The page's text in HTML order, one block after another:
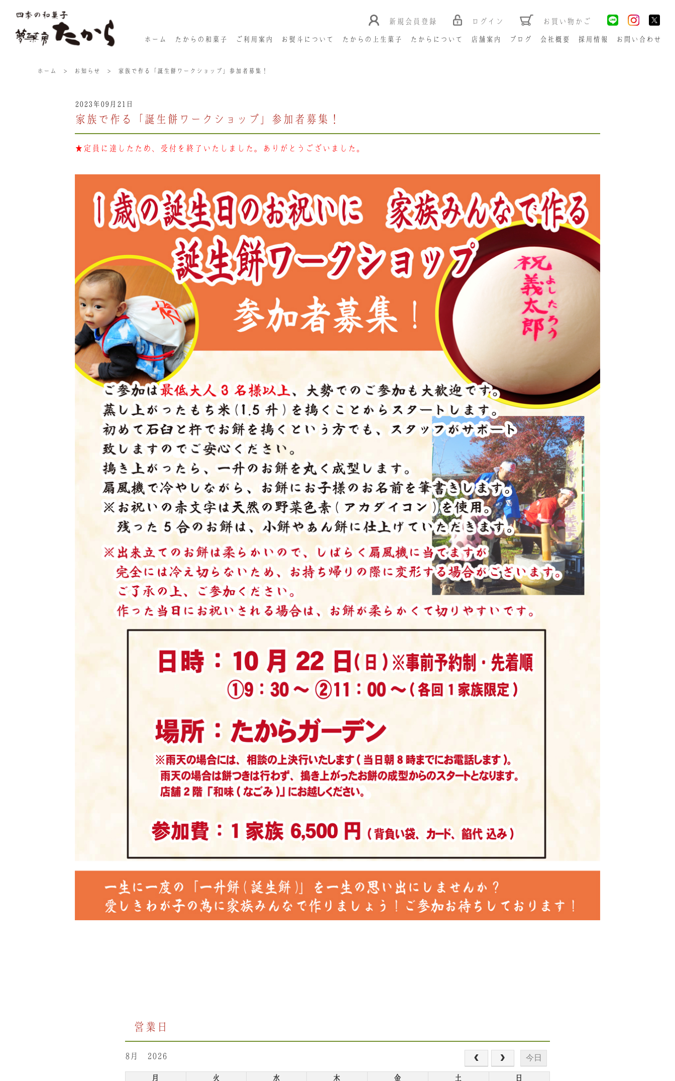
新規会員登録 ログイン お買い物かご
ホーム たからの和菓子 ご利用案内 お熨斗について たからの上生菓子 たからについて 店舗案内 ブログ 会社概要 採用情報 お問い合わせ
ホーム > お知らせ > 家族で作る「誕生餅ワークショップ」参加者募集！
2023年09月21日
家族で作る「誕生餅ワークショップ」参加者募集！
★定員に達したため、受付を終了いたしました。ありがとうございました。
営業日
8月 2026 今日
月 火 水 木 金 土
日